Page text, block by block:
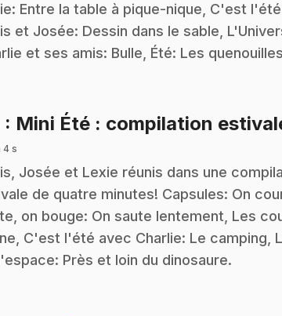
Entre la table à pique-nique, C'est
et Josée: Dessin dans le sable,
et ses amis: Bulle, Été: Les
: Mini Été : compilation
4 s
Josée et Lexie réunis dans une
de quatre minutes! Capsules: On
on bouge: On saute lentement, Les
C'est l'été avec Charlie: Le camping,
Près et loin du dinosaure.